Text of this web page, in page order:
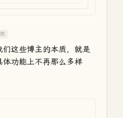
们这些博主的本质，就是
体功能上不再那么多样